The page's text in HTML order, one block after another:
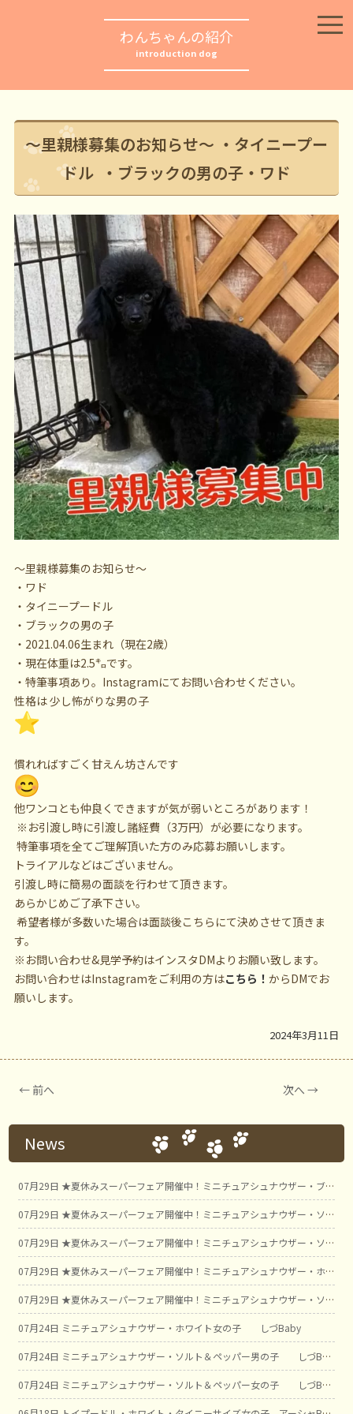
わんちゃんの紹介
introduction dog
〜里親様募集のお知らせ〜 ・タイニープー
ドル ・ブラックの男の子・ワド
〜里親様募集のお知らせ〜
・ワド
・タイニープードル
・ブラックの男の子
・2021.04.06生まれ（現在2歳）
・現在体重は2.5㌔です。
・特筆事項あり。Instagramにてお問い合わせください。
性格は 少し怖がりな男の子
慣れればすごく甘えん坊さんです
他ワンコとも仲良くできますが気が弱いところがあります！
※お引渡し時に引渡し諸経費（3万円）が必要になります。
特筆事項を全てご理解頂いた方のみ応募お願いします。
トライアルなどはございません。
引渡し時に簡易の面談を行わせて頂きます。
あらかじめご了承下さい。
希望者様が多数いた場合は面談後こちらにて決めさせて頂きま
す。
※お問い合わせ&見学予約はインスタDMよりお願い致します。
お問い合わせはInstagramをご利用の方はこちら！ からDMでお
願いします。
2024年3月11日
投
ナ
ビ
ー
シ
ョ
ン
← 前へ 次へ →
News
07月29日 ★夏休みスーパーフェア開催中！ミニチュアシュナウザー・ブラック＆シルバー男の子 ことBaby❣注目❢今月の店長一押しわんこの紹介❢
07月29日 ★夏休みスーパーフェア開催中！ミニチュアシュナウザー・ソルト＆ペッパー男の子① しおみBaby
07月29日 ★夏休みスーパーフェア開催中！ミニチュアシュナウザー・ソルト＆ペッパー男の子② しおみBaby
07月29日 ★夏休みスーパーフェア開催中！ミニチュアシュナウザー・ホワイト男の子 こゆきBaby
07月29日 ★夏休みスーパーフェア開催中！ミニチュアシュナウザー・ソルト＆ペッパー男の子 ボタンBaby
07月24日 ミニチュアシュナウザー・ホワイト女の子 しづBaby
07月24日 ミニチュアシュナウザー・ソルト＆ペッパー男の子 しづBaby
07月24日 ミニチュアシュナウザー・ソルト＆ペッパー女の子 しづBaby